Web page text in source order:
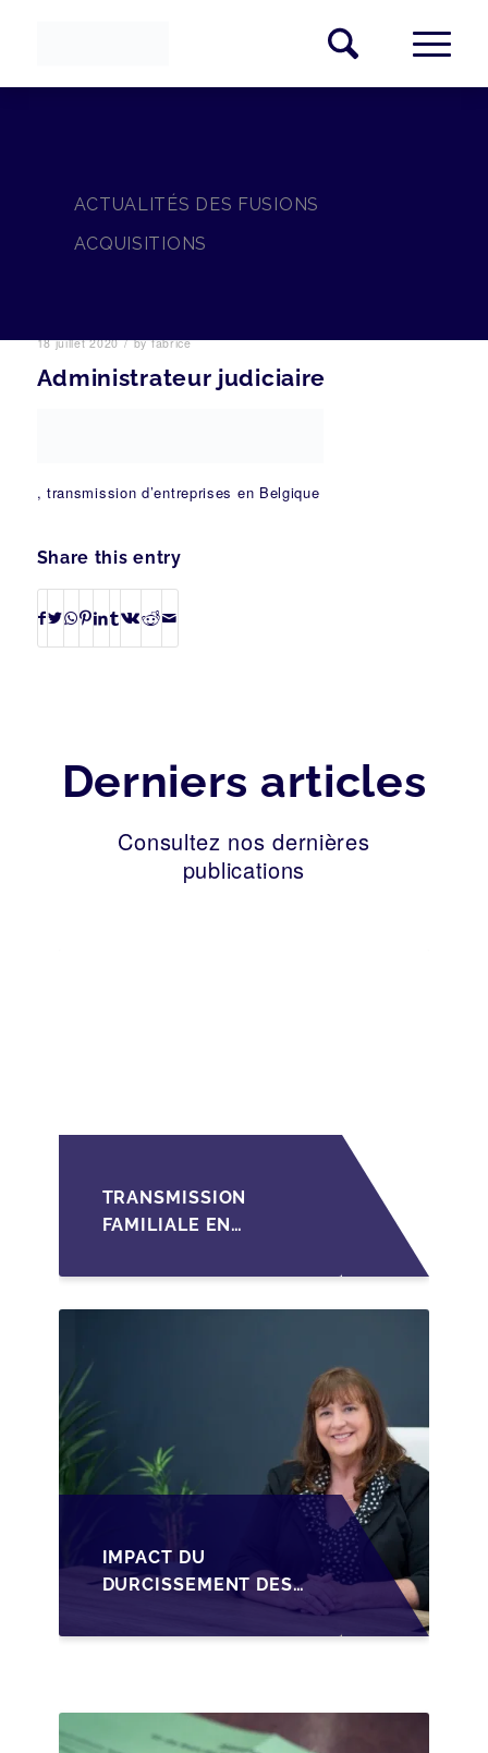
ACTUALITÉS DES FUSIONS
ACQUISITIONS
18 juillet 2020 / byfabrice
Administrateur judiciaire
, transmission d’entreprises en Belgique
Share this entry
Derniers articles
Consultez nos dernières
publications
TRANSMISSION
FAMILIALE EN
STRUCTURER LA
CESSION DES PARTS
IMPACT DU
DURCISSEMENT DES
CRÉDIT SUR LA